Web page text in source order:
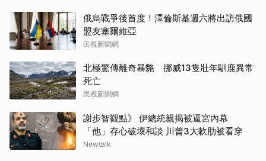
俄烏戰爭後首度！澤倫斯基週六將出訪俄國
盟友塞爾維亞
民視新聞網
北極驚傳離奇暴斃 挪威13隻壯年馴鹿異常
死亡
民視新聞網
謝步智觀點》 伊總統親揭被逼宮內幕
「他」存心破壞和談 川普3大軟肋被看穿
Newtalk